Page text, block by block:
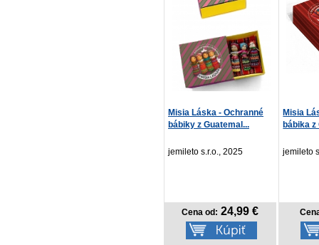
Misia Láska - Ochranné
bábiky z Guatemal...
jemileto s.r.o., 2025
Cena od: 24,99 €
Misia
bábika z
jemileto